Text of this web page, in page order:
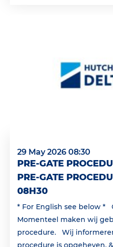
29 May 2026 08:30
PRE-GATE
PRE-GATE
08H30
* For English see below *
Momenteel maken wij
procedure. Wij
procedure is opgeheven.